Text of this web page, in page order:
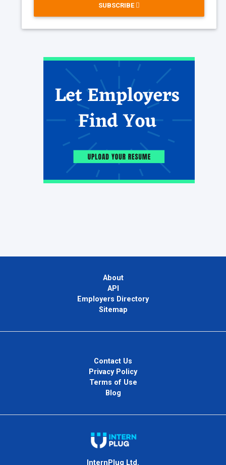
SUBSCRIBE
About
API
Employers Directory
Sitemap
Contact Us
Privacy Policy
Terms of Use
Blog
InternPlug Ltd.